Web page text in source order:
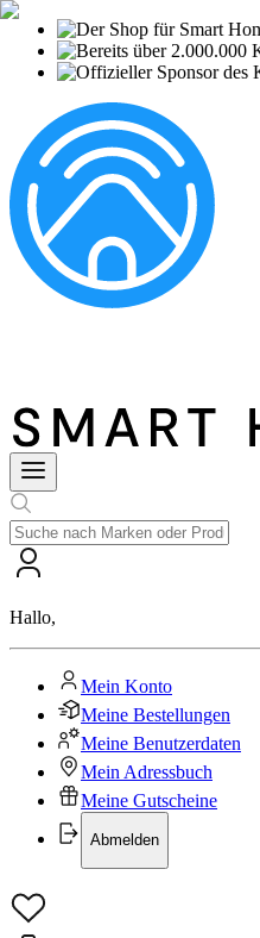
Hallo,
Mein Konto
Meine Bestellungen
Meine Benutzerdaten
Mein Adressbuch
Meine Gutscheine
Abmelden